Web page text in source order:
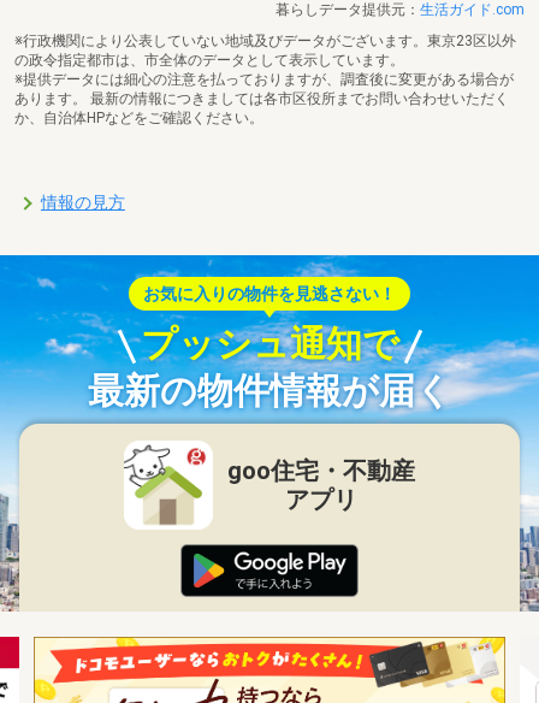
暮らしデータ提供元： 生活ガイド.com
※行政機関により公表していない地域及びデータがございます。東京23区以外
の政令指定都市は、市全体のデータとして表示しています。
※提供データには細心の注意を払っておりますが、調査後に変更がある場合が
あります。 最新の情報につきましては各市区役所までお問い合わせいただく
か、自治体HPなどをご確認ください。
情報の見方
お気に入りの物件を見逃さない！
プッシュ通知で
最新の物件情報が届く
goo住宅・不動産
アプリ